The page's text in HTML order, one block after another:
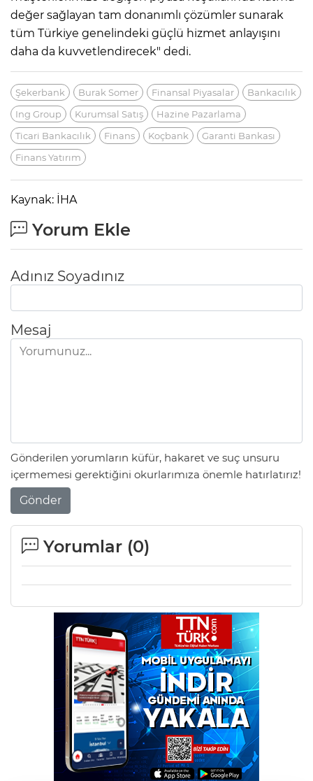
değer sağlayan tam donanımlı çözümler sunarak
tüm Türkiye genelindeki güçlü hizmet anlayışını
daha da kuvvetlendirecek" dedi.
Şekerbank Burak Somer Finansal Piyasalar
Bankacılık
Ing Group
Kurumsal Satış
Hazine Pazarlama
Ticari Bankacılık
Finans Koçbank
Garanti Bankası
Finans Yatırım
Kaynak: İHA
Yorum Ekle
Adınız Soyadınız
Mesaj
Gönderilen yorumların küfür, hakaret ve suç unsuru
içermemesi gerektiğini okurlarımıza önemle hatırlatırız!
Gönder
Yorumlar (0)